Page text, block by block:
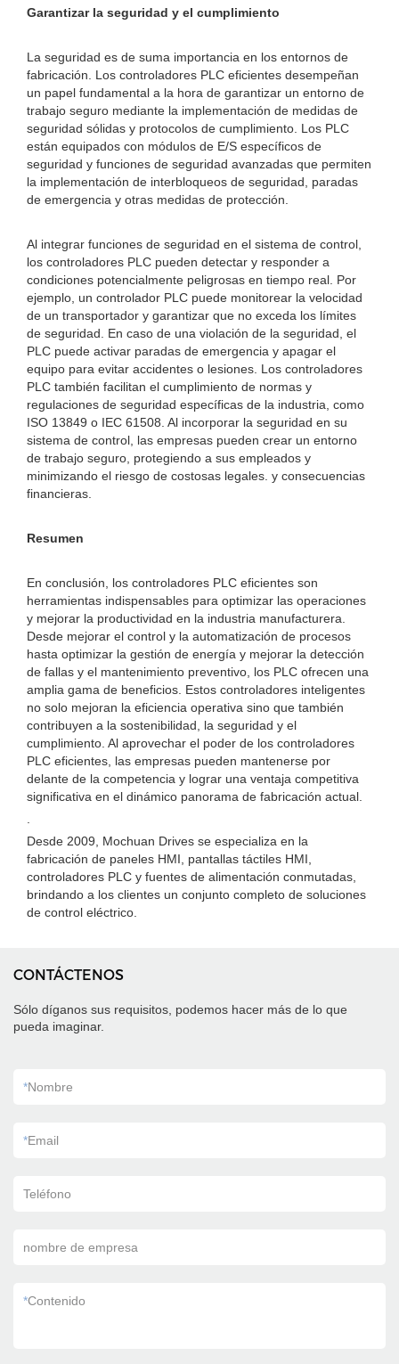
Garantizar la seguridad y el cumplimiento
La seguridad es de suma importancia en los entornos de
fabricación. Los controladores PLC eficientes desempeñan
un papel fundamental a la hora de garantizar un entorno de
trabajo seguro mediante la implementación de medidas de
seguridad sólidas y protocolos de cumplimiento. Los PLC
están equipados con módulos de E/S específicos de
seguridad y funciones de seguridad avanzadas que permiten
la implementación de interbloqueos de seguridad, paradas
de emergencia y otras medidas de protección.
Al integrar funciones de seguridad en el sistema de control,
los controladores PLC pueden detectar y responder a
condiciones potencialmente peligrosas en tiempo real. Por
ejemplo, un controlador PLC puede monitorear la velocidad
de un transportador y garantizar que no exceda los límites
de seguridad. En caso de una violación de la seguridad, el
PLC puede activar paradas de emergencia y apagar el
equipo para evitar accidentes o lesiones. Los controladores
PLC también facilitan el cumplimiento de normas y
regulaciones de seguridad específicas de la industria, como
ISO 13849 o IEC 61508. Al incorporar la seguridad en su
sistema de control, las empresas pueden crear un entorno
de trabajo seguro, protegiendo a sus empleados y
minimizando el riesgo de costosas legales. y consecuencias
financieras.
Resumen
En conclusión, los controladores PLC eficientes son
herramientas indispensables para optimizar las operaciones
y mejorar la productividad en la industria manufacturera.
Desde mejorar el control y la automatización de procesos
hasta optimizar la gestión de energía y mejorar la detección
de fallas y el mantenimiento preventivo, los PLC ofrecen una
amplia gama de beneficios. Estos controladores inteligentes
no solo mejoran la eficiencia operativa sino que también
contribuyen a la sostenibilidad, la seguridad y el
cumplimiento. Al aprovechar el poder de los controladores
PLC eficientes, las empresas pueden mantenerse por
delante de la competencia y lograr una ventaja competitiva
significativa en el dinámico panorama de fabricación actual.
Desde 2009, Mochuan Drives se especializa en la
fabricación de paneles HMI, pantallas táctiles HMI,
controladores PLC y fuentes de alimentación conmutadas,
brindando a los clientes un conjunto completo de soluciones
de control eléctrico.
CONTÁCTENOS
Sólo díganos sus requisitos, podemos hacer más de lo que
pueda imaginar.
*Nombre
*Email
Teléfono
nombre de empresa
*Contenido